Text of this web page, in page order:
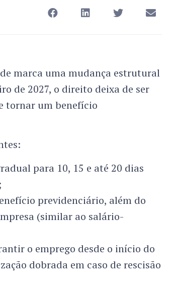
marca uma mudança estrutural
de 2027, o direito deixa de ser
tornar um benefício
para 10, 15 e até 20 dias
previdenciário, além do
(similar ao salário-
o emprego desde o início do
dobrada em caso de rescisão